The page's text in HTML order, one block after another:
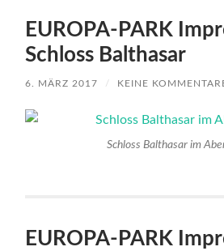
EUROPA-PARK
Schloss Balthasar
6. MÄRZ 2017 / KEINE
Schloss Balthasar im
EUROPA-PARK